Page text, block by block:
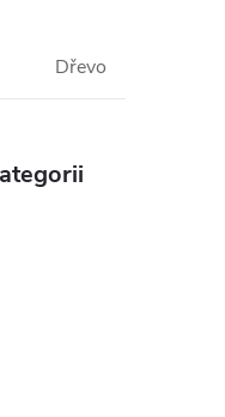
Dřevo